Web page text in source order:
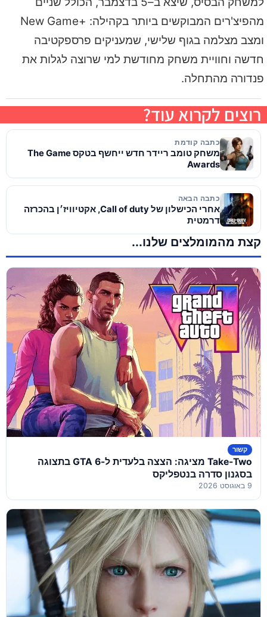
מהפיצ'רים המבוקשים ביותר בקהילה: +New Game
ומצב מצלמה בגוף שלישי, שמעניקים פרספקטיבה
חדשה וחוויית משחק מחודשת למי שרוצה לגלות את
פנדורה מהתחלה.
רוצים לקרוא עוד?
כתבה קודמת
משחק טומב ריידר חדש ייחשף בטקס The Game
Awards
כתבה הבאה
אחרי הכישלון של Call of duty, אקטיוויז׳ן בהכרזה
דרמטית
קצת מהמומלצים שלנו...
קשור
Take-Two מציגה: הצצה בלעדית ל-GTA 6 בתצוגה
בסגנון סדרה בנטפליקס
9 באוגוסט 2026